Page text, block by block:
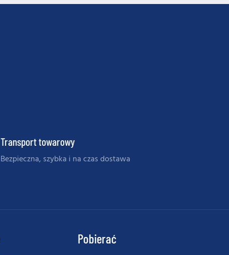
Transport towarowy
Bezpieczna, szybka i na czas dostawa
Pobierać